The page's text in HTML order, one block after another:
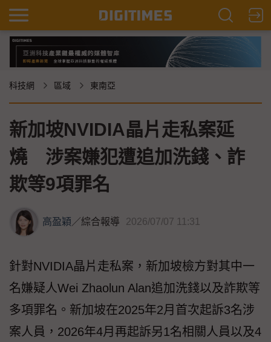
科技網 區域 東南亞
新加坡NVIDIA晶片走私案延
燒 涉案嫌犯遭追加洗錢、詐
欺等9項罪名
高盈穎／綜合報導 2026/07/07 11:31
針對NVIDIA晶片走私案，新加坡檢方對其中一
名嫌疑人Wei Zhaolun Alan追加洗錢以及詐欺等
多項罪名。新加坡在2025年2月首次起訴3名涉
案人員，2026年4月再起訴另1名相關人員以及4